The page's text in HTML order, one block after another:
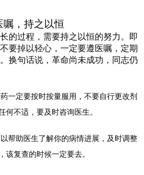
嘱，持之以恒
的过程，需要持之以恒的努力。即
要掉以轻心，一定要遵医嘱，定期
换句话说，革命尚未成功，同志仍
一定要按时按量服用，不要自行更改剂
何不适，要及时咨询医生。
帮助医生了解你的病情进展，及时调整
该复查的时候一定要去。